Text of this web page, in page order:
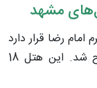
مشهد
رضا قرار دارد
هتل مدینه الرضا است که در سال 92 افتتاح شد. این هتل 18